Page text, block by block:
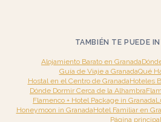
TAMBIÉN TE PUEDE
Alojamiento Barato en Granada
Guía de Viaje a GranadaQué
Hostal en el Centro de GranadaHoteles
Dónde Dormir Cerca de la Alhambra
Flamenco + Hotel Package in Granada
Honeymoon in GranadaHotel Familiar en
Página principal